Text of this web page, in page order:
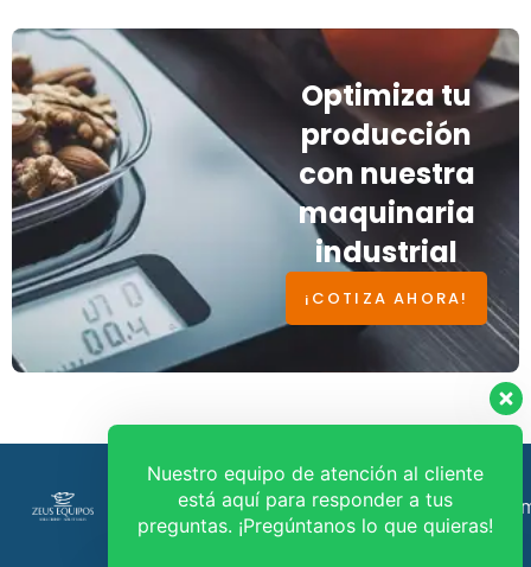
Optimiza tu
producción
con nuestra
maquinaria
industrial
¡COTIZA AHORA!
Política de
tratamiento
info@zeusequipos.com
316 580
9247
Nuestro equipo de atención al cliente
está aquí para responder a tus
preguntas. ¡Pregúntanos lo que quieras!